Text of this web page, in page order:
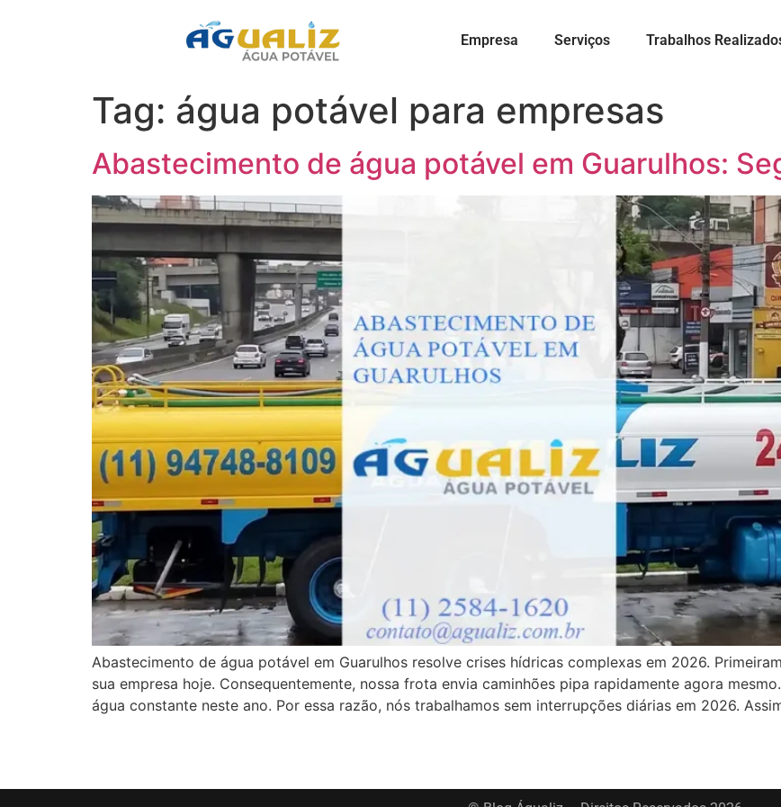
Empresa Serviços Trabalhos
Tag: água potável para empresas
Abastecimento de água potável em Guarulhos:
Abastecimento de água potável em Guarulhos resolve crises hídricas complexas em 2026.
sua empresa hoje. Consequentemente, nossa frota envia caminhões pipa rapidamente agora
água constante neste ano. Por essa razão, nós trabalhamos sem interrupções diárias em 2026.